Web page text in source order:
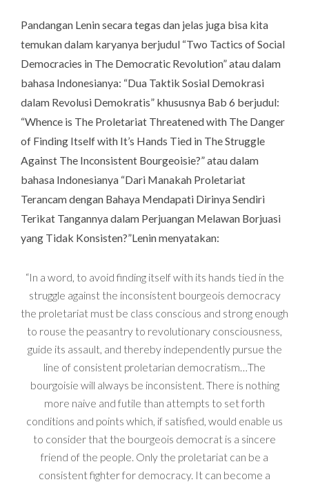
Pandangan Lenin secara tegas dan jelas juga bisa kita
temukan dalam karyanya berjudul “Two Tactics of Social
Democracies in The Democratic Revolution” atau dalam
bahasa Indonesianya: “Dua Taktik Sosial Demokrasi
dalam Revolusi Demokratis” khususnya Bab 6 berjudul:
“Whence is The Proletariat Threatened with The Danger
of Finding Itself with It’s Hands Tied in The Struggle
Against The Inconsistent Bourgeoisie?” atau dalam
bahasa Indonesianya “Dari Manakah Proletariat
Terancam dengan Bahaya Mendapati Dirinya Sendiri
Terikat Tangannya dalam Perjuangan Melawan Borjuasi
yang Tidak Konsisten?”Lenin menyatakan:
“In a word, to avoid finding itself with its hands tied in the
struggle against the inconsistent bourgeois democracy
the proletariat must be class conscious and strong enough
to rouse the peasantry to revolutionary consciousness,
guide its assault, and thereby independently pursue the
line of consistent proletarian democratism…The
bourgoisie will always be inconsistent. There is nothing
more naive and futile than attempts to set forth
conditions and points which, if satisfied, would enable us
to consider that the bourgeois democrat is a sincere
friend of the people. Only the proletariat can be a
consistent fighter for democracy. It can become a